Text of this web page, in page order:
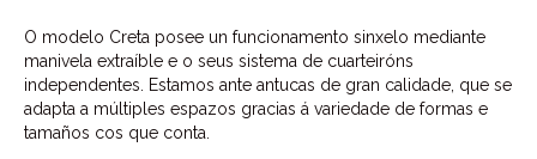
O modelo Creta posee un funcionamento sinxelo mediante
manivela extraíble e o seus sistema de cuarteiróns
independentes. Estamos ante antucas de gran calidade, que se
adapta a múltiples espazos gracias á variedade de formas e
tamaños cos que conta.